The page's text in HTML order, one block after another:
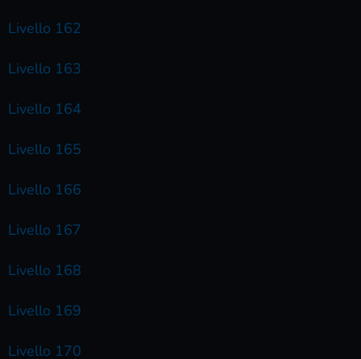
Livello 162
Livello 163
Livello 164
Livello 165
Livello 166
Livello 167
Livello 168
Livello 169
Livello 170